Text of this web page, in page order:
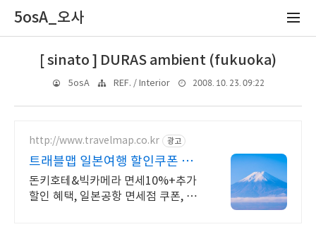
5osA_오사
[ sinato ] DURAS ambient (fukuoka)
5osA REF. / Interior 2008. 10. 23. 09:22
http://www.travelmap.co.kr 광고
트래블맵 일본여행 할인쿠폰 일
본여행 필수 쿠폰 다운가능
돈키호테&빅카메라 면세10%+추가
할인 혜택, 일본공항 면세점 쿠폰, 어